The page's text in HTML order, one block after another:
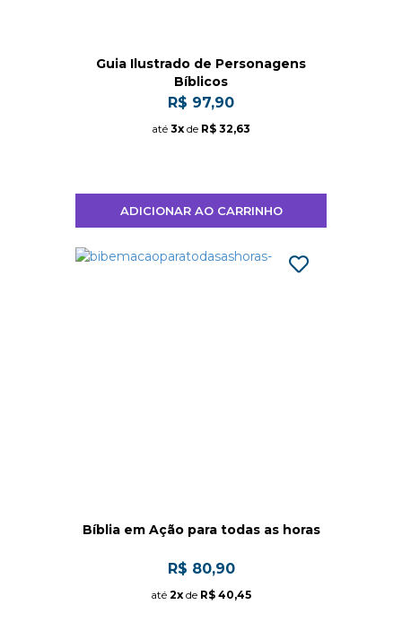
Guia Ilustrado de Personagens
Bíblicos
R$ 97,90
até 3xde R$ 32,63
ADICIONAR AO CARRINHO
Bíblia em Ação para todas as horas
R$ 80,90
até 2xde R$ 40,45